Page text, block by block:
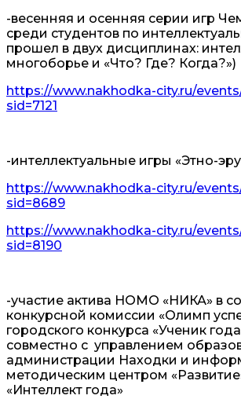
-весенняя и осенняя серии игр
среди студентов по
прошел в двух дисциплинах:
многоборье и «Что? Где? Когда?»)
https://www.nakhodka-city.ru/
sid=7121
-интеллектуальные игры «Этно-
https://www.nakhodka-city.ru/
sid=8689
https://www.nakhodka-city.ru/
sid=8190
-участие актива НОМО «НИКА» в
конкурсной комиссии «Олимп
городского конкурса «Ученик
совместно с управлением
администрации Находки и
методическим центром
«Интеллект года»